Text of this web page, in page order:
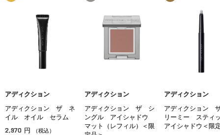
アディクション
アディクション ザ ネ
イル オイル セラム
2,970 円 （税込）
アディクション
アディクション ザ シ
ングル アイシャドウ
マット（レフィル）＜限
アディクション
アディクション
リーミー ステ
アイシャドウ＜限